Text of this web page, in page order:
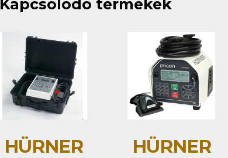
Kapcsolódó termékek
HÜRNER
HÜRNER